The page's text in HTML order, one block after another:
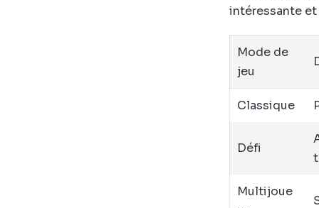
intéressante
Mode de
jeu
Classique
Défi
Multijoue